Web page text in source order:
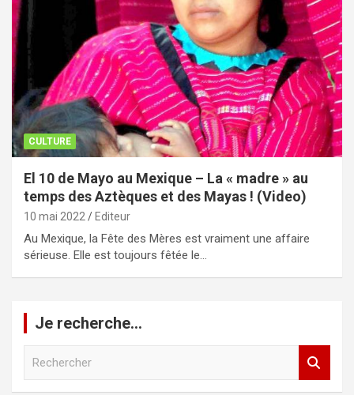
CULTURE
El 10 de Mayo au Mexique – La « madre » au
temps des Aztèques et des Mayas ! (Video)
10 mai 2022 Editeur
Au Mexique, la Fête des Mères est vraiment une affaire
sérieuse. Elle est toujours fêtée le…
Je recherche…